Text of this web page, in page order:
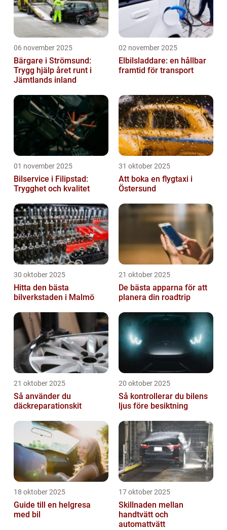
06 november 2025
Bärgare i Strömsund:
Trygg hjälp året runt i
Jämtlands inland
02 november 2025
Elbilsladdare: en hållbar
framtid för transport
01 november 2025
Bilservice i Filipstad:
Trygghet och kvalitet
31 oktober 2025
Att boka en flygtaxi i
Östersund
30 oktober 2025
Hitta den bästa
bilverkstaden i Malmö
21 oktober 2025
De bästa apparna för att
planera din roadtrip
21 oktober 2025
Så använder du
däckreparationskit
20 oktober 2025
Så kontrollerar du bilens
ljus före besiktning
18 oktober 2025
Guide till en helgresa
med bil
17 oktober 2025
Skillnaden mellan
handtvätt och
automattvätt